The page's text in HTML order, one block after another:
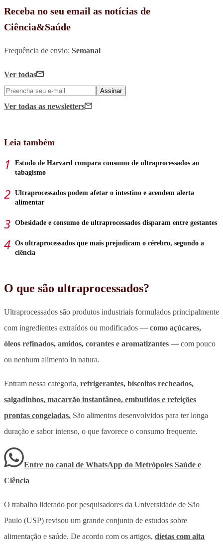
Receba no seu email as notícias de
Ciência&Saúde
Frequência de envio: Semanal
Ver todas
Assinar
Ver todas as newsletters
Leia também
Estudo de Harvard compara consumo de ultraprocessados ao
tabagismo
Ultraprocessados podem afetar o intestino e acendem alerta
alimentar
Obesidade e consumo de ultraprocessados disparam entre gestantes
Os ultraprocessados que mais prejudicam o cérebro, segundo a
ciência
O que são ultraprocessados?
Ultraprocessados são produtos industriais formulados principalmente
com ingredientes extraídos ou modificados — como açúcares,
óleos refinados, amidos, corantes e aromatizantes — com pouco
ou nenhum alimento in natura.
Entram nessa categoria, refrigerantes, biscoitos recheados,
salgadinhos, macarrão instantâneo, embutidos e refeições
prontas congeladas. São alimentos desenvolvidos para ter longa
duração e sabor intenso, o que favorece o consumo frequente.
Entre no canal de WhatsApp do Metrópoles Saúde e
Ciência
O trabalho liderado por pesquisadores da Universidade de São
Paulo (USP) revisou um grande conjunto de estudos sobre
alimentação e saúde. De acordo com os artigos, dietas com alta